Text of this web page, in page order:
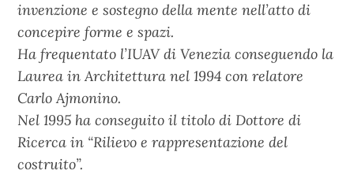
invenzione e sostegno della mente nell’atto di
concepire forme e spazi.
Ha frequentato l’IUAV di Venezia conseguendo la
Laurea in Architettura nel 1994 con relatore
Carlo Ajmonino.
Nel 1995 ha conseguito il titolo di Dottore di
Ricerca in “Rilievo e rappresentazione del
costruito”.